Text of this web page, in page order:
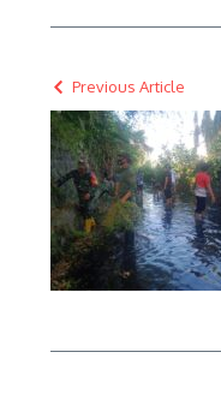
Previous Article